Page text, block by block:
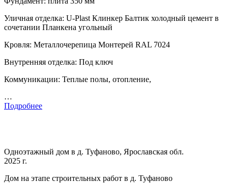
Уличная отделка: U-Plast Клинкер Балтик холодный цемент в
сочетании Планкена угольный
Кровля: Металлочерепица Монтерей RAL 7024
Внутренняя отделка: Под ключ
Коммуникации: Теплые полы, отопление,
…
Подробнее
Одноэтажный дом в д. Туфаново, Ярославская обл.
2025 г.
Дом на этапе строительных работ в д. Туфаново